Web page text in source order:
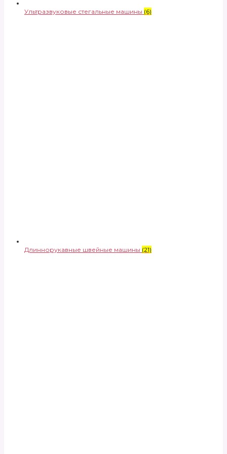
Ультразвуковые стегальные машины (6)
Длиннорукавные швейные машины (21)